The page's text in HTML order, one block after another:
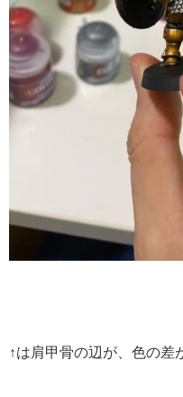
↑は肩甲骨の辺が、色の差